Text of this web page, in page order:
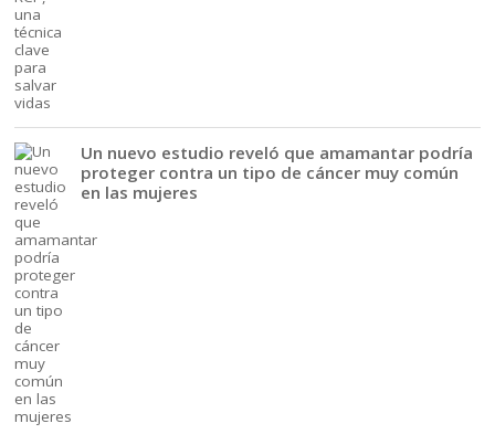
Un nuevo estudio reveló que amamantar podría
proteger contra un tipo de cáncer muy común
en las mujeres